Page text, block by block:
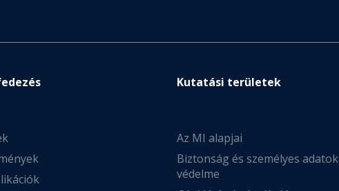
Kutatási területek
Az MI alapjai
Biztonság és személyes adatok
védelme